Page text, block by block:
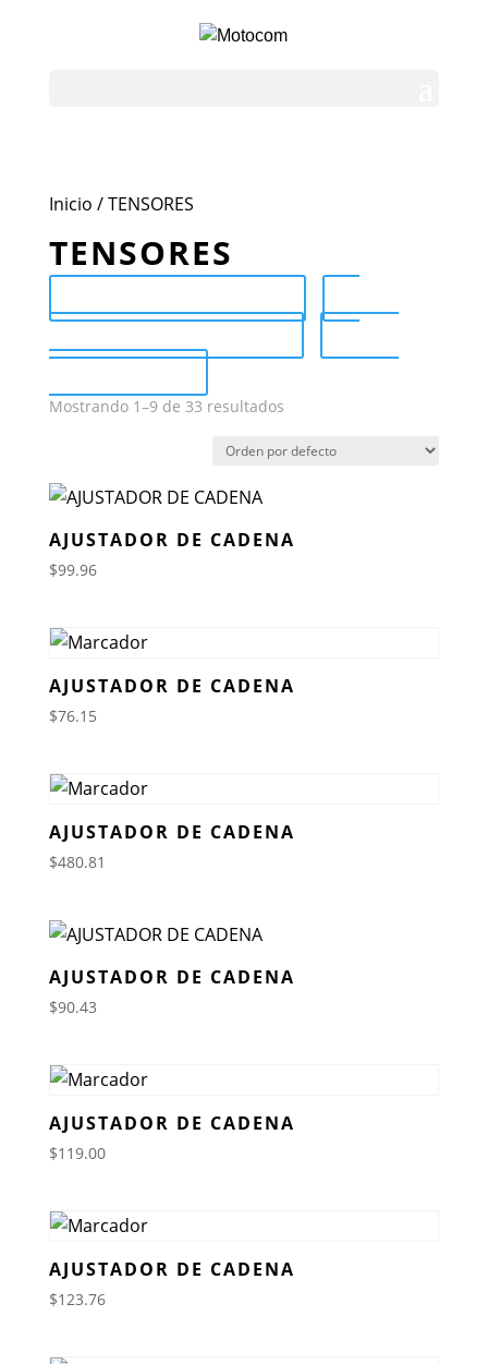
Inicio / TENSORES
TENSORES
Mostrando 1–9 de 33 resultados
AJUSTADOR DE CADENA
$99.96
AJUSTADOR DE CADENA
$76.15
AJUSTADOR DE CADENA
$480.81
AJUSTADOR DE CADENA
$90.43
AJUSTADOR DE CADENA
$119.00
AJUSTADOR DE CADENA
$123.76